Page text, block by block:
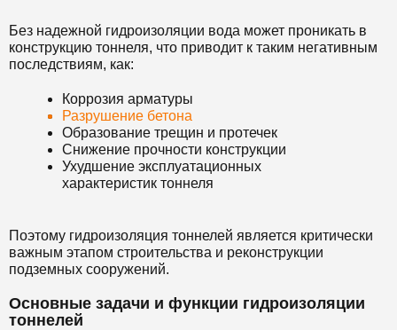
Без надежной гидроизоляции вода может проникать в
конструкцию тоннеля, что приводит к таким негативным
последствиям, как:
Коррозия арматуры
Разрушение бетона
Образование трещин и протечек
Снижение прочности конструкции
Ухудшение эксплуатационных
характеристик тоннеля
Поэтому гидроизоляция тоннелей является критически
важным этапом строительства и реконструкции
подземных сооружений.
Основные задачи и функции гидроизоляции
тоннелей